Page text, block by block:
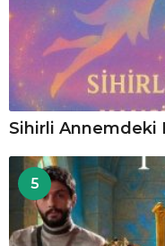
Sihirli Annemdeki
5